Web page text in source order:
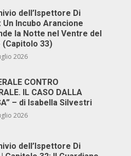
dell’Ispettore Di
Un Incubo Arancione
la Notte nel Ventre del
33)
2026
CONTRO
IL CASO DALLA
– di Isabella Silvestri
2026
dell’Ispettore Di